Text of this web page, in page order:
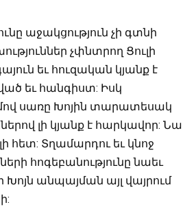
աջակցություն չի գտնի
չփնտրող Ցուլի
եւ հուզական կյանք է
եւ հանգիստ: Իսկ
սառը Խոյին տարատեսակ
լի կյանք է հարկավոր: Նա
հետ: Տղամարդու եւ կնոջ
հոգեբանությունը նաեւ
Խոյն անպայման այլ վայրում